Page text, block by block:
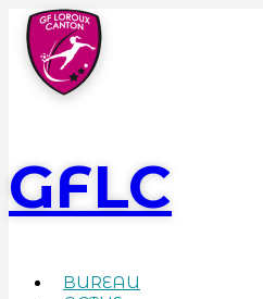
GFLC
BUREAU